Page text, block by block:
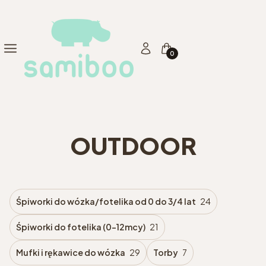
Menu Zaloguj sięProdukty w koszyku: 0.
Koszyk
OUTDOOR
Śpiworki do wózka/fotelika od 0 do 3/4 lat 24
Śpiworki do fotelika (0-12mcy) 21
Mufki i rękawice do wózka 29 Torby 7